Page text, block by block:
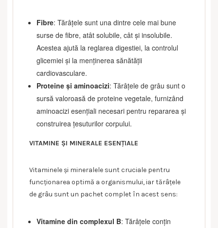
Fibre: Tărâțele sunt una dintre cele mai bune
surse de fibre, atât solubile, cât și insolubile.
Acestea ajută la reglarea digestiei, la controlul
glicemiei și la menținerea sănătății
cardiovasculare.
Proteine și aminoacizi: Tărâțele de grâu sunt o
sursă valoroasă de proteine vegetale, furnizând
aminoacizi esențiali necesari pentru repararea și
construirea țesuturilor corpului.
VITAMINE ȘI MINERALE ESENȚIALE
Vitaminele și mineralele sunt cruciale pentru
funcționarea optimă a organismului, iar tărâțele
de grâu sunt un pachet complet în acest sens:
Vitamine din complexul B: Tărâțele conțin